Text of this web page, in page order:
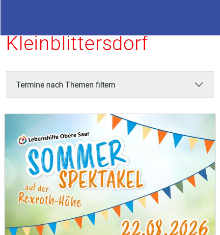
Kleinblittersdorf
Termine nach Themen filtern